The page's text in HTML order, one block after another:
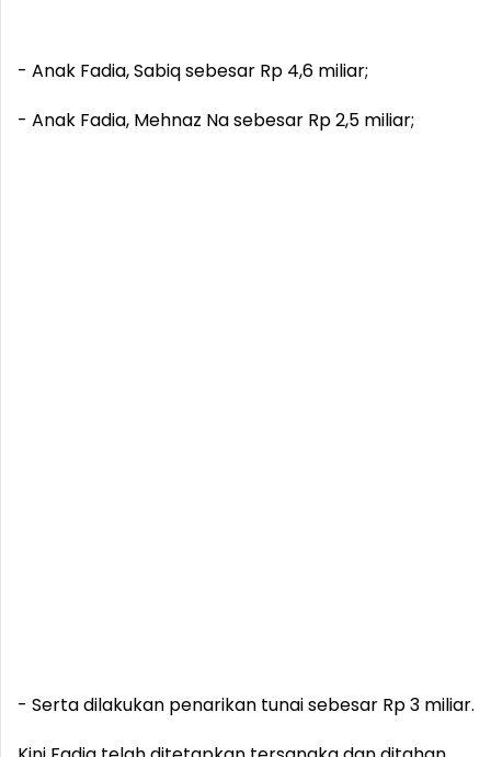
- Anak Fadia, Sabiq sebesar Rp 4,6 miliar;
- Anak Fadia, Mehnaz Na sebesar Rp 2,5 miliar;
- Serta dilakukan penarikan tunai sebesar Rp 3 miliar.